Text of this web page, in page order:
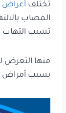
تختلف أعراض
المصاب
تسبب التهاب
منها التعرض
بسبب أمراض